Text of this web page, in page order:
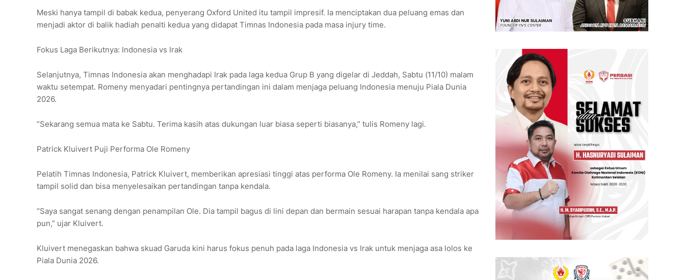
Meski hanya tampil di babak kedua, penyerang Oxford United itu tampil impresif. Ia menciptakan dua peluang emas dan
menjadi aktor di balik hadiah penalti kedua yang didapat Timnas Indonesia pada masa injury time.
Fokus Laga Berikutnya: Indonesia vs Irak
Selanjutnya, Timnas Indonesia akan menghadapi Irak pada laga kedua Grup B yang digelar di Jeddah, Sabtu (11/10) malam
waktu setempat. Romeny menyadari pentingnya pertandingan ini dalam menjaga peluang Indonesia menuju Piala Dunia
2026.
“Sekarang semua mata ke Sabtu. Terima kasih atas dukungan luar biasa seperti biasanya,” tulis Romeny lagi.
Patrick Kluivert Puji Performa Ole Romeny
Pelatih Timnas Indonesia, Patrick Kluivert, memberikan apresiasi tinggi atas performa Ole Romeny. Ia menilai sang striker
tampil solid dan bisa menyelesaikan pertandingan tanpa kendala.
“Saya sangat senang dengan penampilan Ole. Dia tampil bagus di lini depan dan bermain sesuai harapan tanpa kendala apa
pun,” ujar Kluivert.
Kluivert menegaskan bahwa skuad Garuda kini harus fokus penuh pada laga Indonesia vs Irak untuk menjaga asa lolos ke
Piala Dunia 2026.